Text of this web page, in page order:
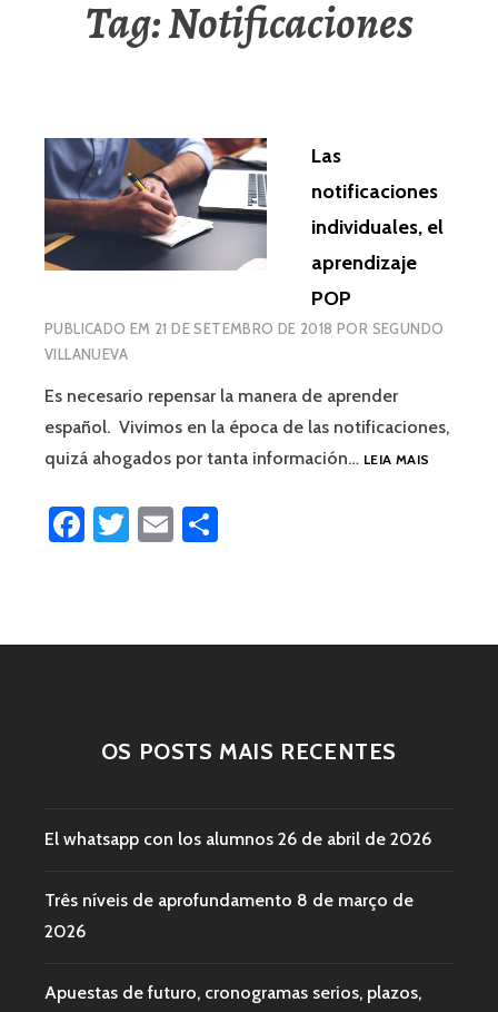
Tag:Notificaciones
Las
notificaciones
individuales, el
aprendizaje
POP
PUBLICADO EM 21 DE SETEMBRO DE 2018 POR SEGUNDO
VILLANUEVA
Es necesario repensar la manera de aprender
español. Vivimos en la época de las notificaciones,
quizá ahogados por tanta información… LEIA MAIS
Facebook
Twitter
Email
OS POSTS MAIS RECENTES
El whatsapp con los alumnos 26 de abril de 2026
Três níveis de aprofundamento 8 de março de
2026
Apuestas de futuro, cronogramas serios, plazos,